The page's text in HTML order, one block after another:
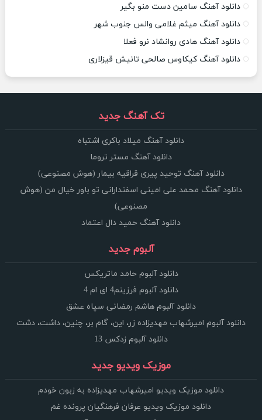
دانلود آهنگ سامین دست منو بگیر
دانلود آهنگ میثم غلامی والس جنوب شهر
دانلود آهنگ هادی روانشاد نرو فعلا
دانلود آهنگ کیکاوس صالحی تانیش قیزلاری
تک آهنگ جدید
دانلود آهنگ میلاد باکری اشتباه
دانلود آهنگ مستر تروما
دانلود آهنگ توحید پیری قراقیه بیمار (هوش مصنوعی)
دانلود آهنگ محمد علی امینی اسفندارانی تو باور خیال من (هوش
مصنوعی)
دانلود آهنگ حمید دال اعتماد
آلبوم جدید
دانلود آلبوم حامد ماتریکس
دانلود آلبوم فرزینم4 ای ام 4
دانلود آلبوم هاشم رمضانی سپاه عشق
دانلود آلبوم امیرشهاب مهدیزاده زر، این، گام بر، چنین، داشت، دشت
دانلود آلبوم زدکس 13
موزیک ویدیو جدید
دانلود موزیک ویدیو امیرشهاب مهدیزاده به زبون خودم
دانلود موزیک ویدیو عرفان فرهنگیان پرونده غم